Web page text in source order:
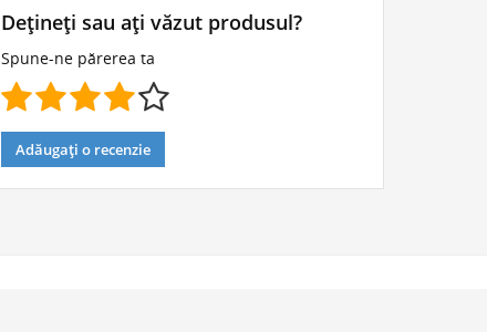
Dețineți sau ați văzut produsul?
Spune-ne părerea ta
Adăugați o recenzie